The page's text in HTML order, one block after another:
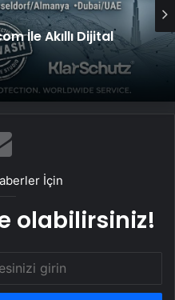
İle Akıllı Dijital
İçin
olabilirsiniz!